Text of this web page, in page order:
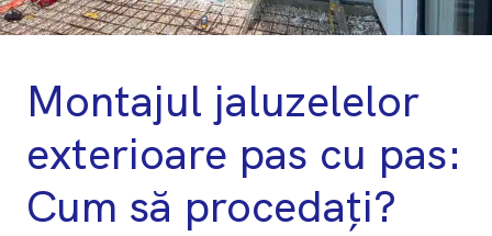
Montajul jaluzelelor
exterioare pas cu pas:
Cum să procedați?